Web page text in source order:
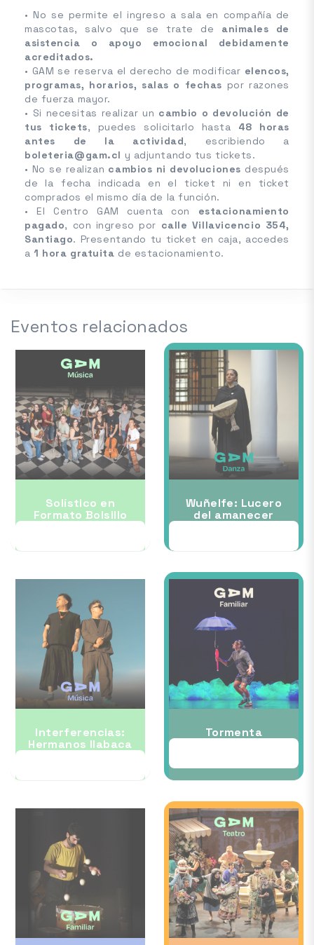
• No se permite el ingreso a sala en compañía de
mascotas, salvo que se trate de animales de
asistencia o apoyo emocional debidamente
acreditados.
• GAM se reserva el derecho de modificar elencos,
programas, horarios, salas o fechas por razones
de fuerza mayor.
• Si necesitas realizar un cambio o devolución de
tus tickets, puedes solicitarlo hasta 48 horas
antes de la actividad, escribiendo a
boleteria@gam.cl y adjuntando tus tickets.
• No se realizan cambios ni devoluciones después
de la fecha indicada en el ticket ni en ticket
comprados el mismo día de la función.
• El Centro GAM cuenta con estacionamiento
pagado, con ingreso por calle Villavicencio 354,
Santiago. Presentando tu ticket en caja, accedes
a1 hora gratuita de estacionamiento.
Eventos relacionados
Solístico en
Formato Bolsillo
Wuñelfe: Lucero
del amanecer
Interferencias:
Hermanos Ilabaca
Tormenta